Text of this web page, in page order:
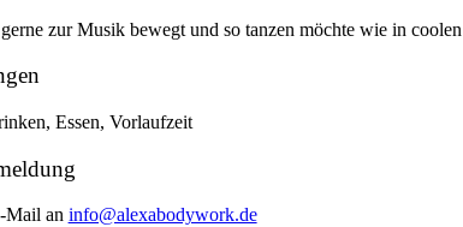
gerne zur Musik bewegt und so tanzen möchte wie in
Essen, Vorlaufzeit
Mail an info@alexabodywork.de